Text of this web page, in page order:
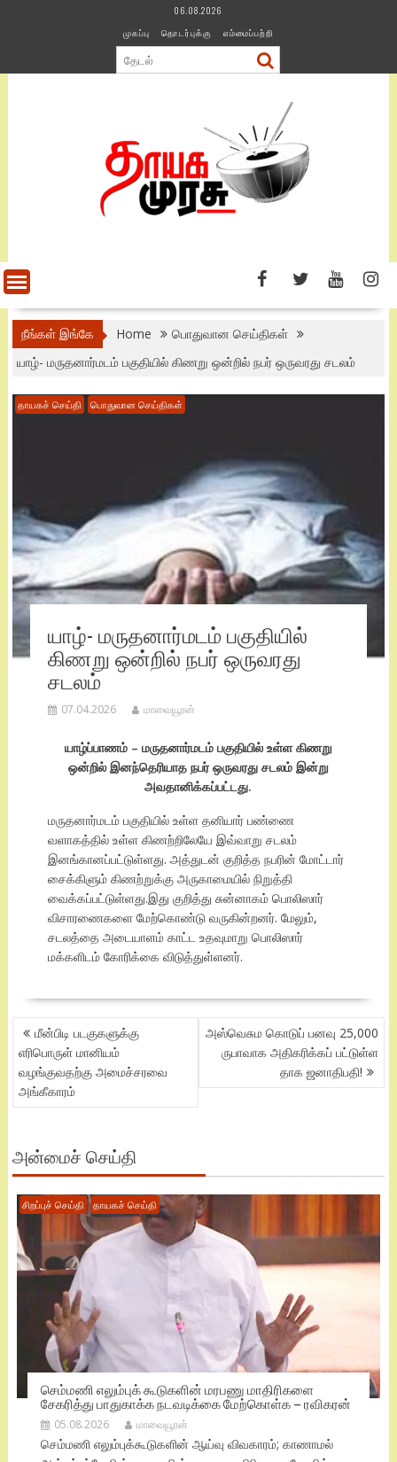
06.08.2026
முகப்பு
தொடர்புக்கு எம்மைப்பற்றி
நீங்கள் இங்கே Home
பொதுவான செய்திகள்
யாழ்- மருதனார்மடம் பகுதியில் கிணறு ஒன்றில் நபர் ஒருவரது சடலம்
தாயகச் செய்தி பொதுவான செய்திகள்
யாழ்- மருதனார்மடம் பகுதியில்
கிணறு ஒன்றில் நபர் ஒருவரது
சடலம்
07.04.2026 மாவையூரன்
யாழ்ப்பாணம் – மருதனார்மடம் பகுதியில் உள்ள கிணறு
ஒன்றில் இனந்தெரியாத நபர் ஒருவரது சடலம் இன்று
அவதானிக்கப்பட்டது.
மருதனார்மடம் பகுதியில் உள்ள தனியார் பண்ணை
வளாகத்தில் உள்ள கிணற்றிலேயே இவ்வாறு சடலம்
இனங்கானப்பட்டுள்ளது. அத்துடன் குறித்த நபரின் மோட்டார்
சைக்கிளும் கிணற்றுக்கு அருகாமையில் நிறுத்தி
வைக்கப்பட்டுள்ளது.இது குறித்து சுன்னாகம் பொலிஸார்
விசாரணைகளை மேற்கொண்டு வருகின்றனர். மேலும்,
சடலத்தை அடையாளம் காட்ட உதவுமாறு பொலிஸார்
மக்களிடம் கோரிக்கை விடுத்துள்ளனர்.
POST
NAVIGATION
மீன்பிடி படகுகளுக்கு
எரிபொருள் மானியம்
வழங்குவதற்கு அமைச்சரவை
அங்கீகாரம்
அஸ்வெசும கொடுப் பனவு 25,000
ருபாவாக அதிகரிக்கப் பட்டுள்ள
தாக ஜனாதிபதி!
அன்மைச் செய்தி
சிறப்புச் செய்தி தாயகச் செய்தி
செம்மணி எலும்புக் கூடுகளின் மரபணு மாதிரிகளை
சேகரித்து பாதுகாக்க நடவடிக்கை மேற்கொள்க – ரவிகரன்
05.08.2026 மாவையூரன்
செம்மணி எலும்புக்கூடுகளின் ஆய்வு விவகாரம்; காணாமல்